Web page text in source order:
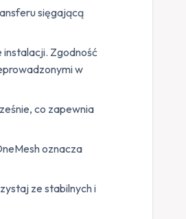
sięgającą
instalacji. Zgodność
w
co zapewnia
oznacza
ze stabilnych i